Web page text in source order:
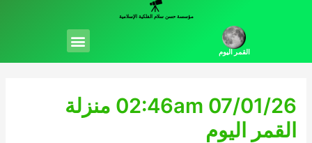
مؤسسة حسن سلام الفلكية الإسلامية
القمر اليوم
Menu
02:46am 07/01/26 منزلة
القمر اليوم